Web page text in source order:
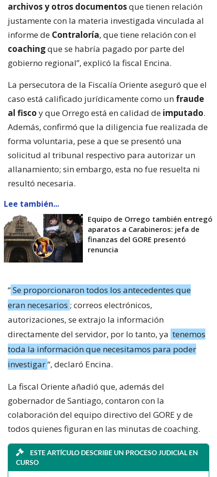
archivos y otros documentosque tienen relación
justamente con la materia investigada vinculada al
informe de Contraloría, que tiene relación con el
coachingque se habría pagado por parte del
gobierno regional”, explicó la fiscal Encina.
La persecutora de la Fiscalía Oriente aseguró que el
caso está calificado jurídicamente como un fraude
al fisco y que Orrego está en calidad de imputado.
Además, confirmó que la diligencia fue realizada de
forma voluntaria, pese a que se presentó una
solicitud al tribunal respectivo para autorizar un
allanamiento; sin embargo, esta no fue resuelta ni
resultó necesaria.
Lee también...
Equipo de Orrego también entregó
aparatos a Carabineros: jefa de
finanzas del GORE presentó
renuncia
“Se proporcionaron todos los antecedentes que
eran necesarios ; correos electrónicos,
autorizaciones, se extrajo la información
directamente del servidor, por lo tanto, ya tenemos
toda la información que necesitamos para poder
investigar“, declaró Encina.
La fiscal Oriente añadió que, además del
gobernador de Santiago, contaron con la
colaboración del equipo directivo del GORE y de
todos quienes figuran en las minutas de coaching.
ESTE ARTÍCULO DESCRIBE UN PROCESO JUDICIAL EN
CURSO